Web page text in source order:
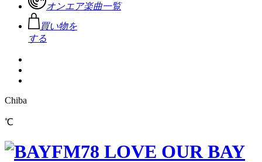
オンエア楽曲一覧
買い物を
する
Chiba
℃